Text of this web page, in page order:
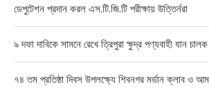
ডেপুটেশন প্রদান করল এস.টি.জি.টি পরীক্ষায় উত্তির্নরা
৯ দফা দাবিকে সামনে রেখে ত্রিপুরা ক্ষুদ্র পণ্যবাহী যান
৭৪ তম প্রতিষ্ঠা দিবস উপলক্ষ্যে শিবনগর মর্ডান ক্লাব ও